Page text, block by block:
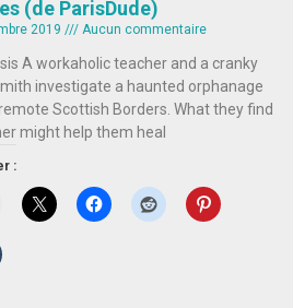
(de ParisDude)
2019 Aucun commentaire
A workaholic teacher and a cranky
investigate a haunted orphanage
Scottish Borders. What they find
might help them heal
: